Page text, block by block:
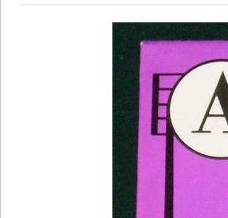
audio